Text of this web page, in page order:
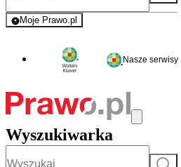
Moje Prawo.pl
- rejestracja i logowanie do serwisu
Nasze serwisy
Wyszukiwarka
Szukaj